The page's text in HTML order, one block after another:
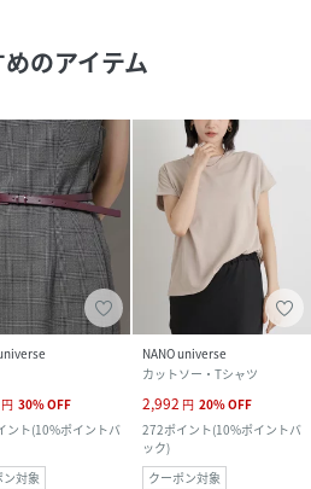
のアイテム
円 30%OFF
ント(10%ポイントバ
ン対象
NANO universe
カットソー・Tシャツ
2,992 円 20%OFF
272ポイント(10%ポイントバ
ック)
クーポン対象